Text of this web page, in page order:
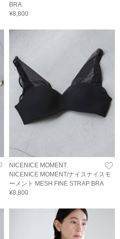
BRA
¥8,800
NICENICE MOMENT
NICENICE MOMENT/ナイスナイスモ
ーメント MESH FINE STRAP BRA
¥8,800